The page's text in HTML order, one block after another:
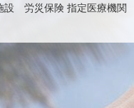
設 労災保険 指定医療機関